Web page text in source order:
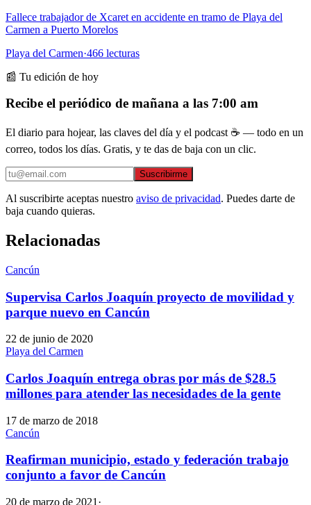
Fallece trabajador de Xcaret en accidente en tramo de Playa del
Carmen a Puerto Morelos
Playa del Carmen·466 lecturas
📰 Tu edición de hoy
Recibe el periódico de mañana a las 7:00 am
El diario para hojear, las claves del día y el podcast ☕ — todo en un
correo, todos los días. Gratis, y te das de baja con un clic.
Suscribirme
Al suscribirte aceptas nuestro aviso de privacidad. Puedes darte de
baja cuando quieras.
Relacionadas
Cancún
Supervisa Carlos Joaquín proyecto de movilidad y
parque nuevo en Cancún
22 de junio de 2020
Playa del Carmen
Carlos Joaquín entrega obras por más de $28.5
millones para atender las necesidades de la gente
17 de marzo de 2018
Cancún
Reafirman municipio, estado y federación trabajo
conjunto a favor de Cancún
20 de marzo de 2021 ·